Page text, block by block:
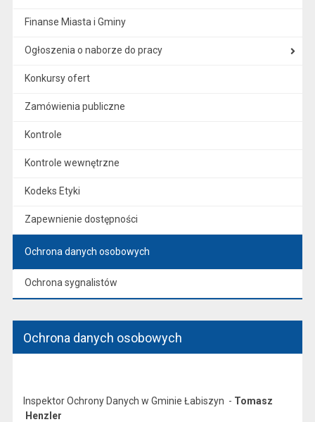
Finanse Miasta i Gminy
Ogłoszenia o naborze do pracy
Konkursy ofert
Zamówienia publiczne
Kontrole
Kontrole wewnętrzne
Kodeks Etyki
Zapewnienie dostępności
Ochrona danych osobowych
Ochrona sygnalistów
Ochrona danych osobowych
Inspektor Ochrony Danych w Gminie Łabiszyn - Tomasz
Henzler